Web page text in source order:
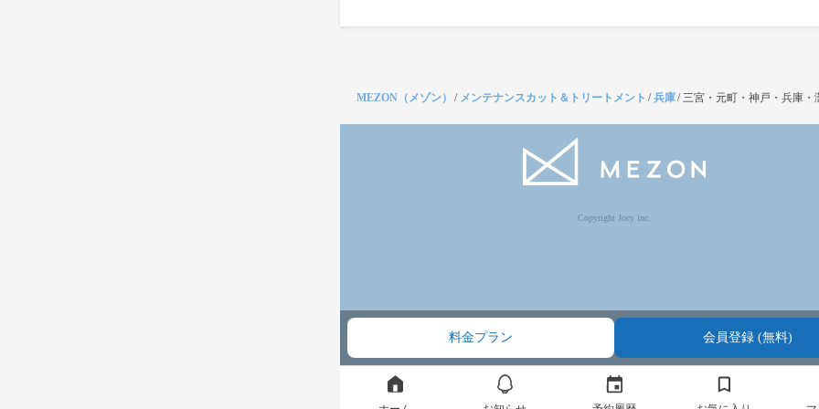
料金プラン 会員登録 (無料)
MEZON（メゾン） / メンテナンスカット＆トリートメント /兵庫/ 三宮・元町・神戸・兵庫・
Copyright Jocy inc.